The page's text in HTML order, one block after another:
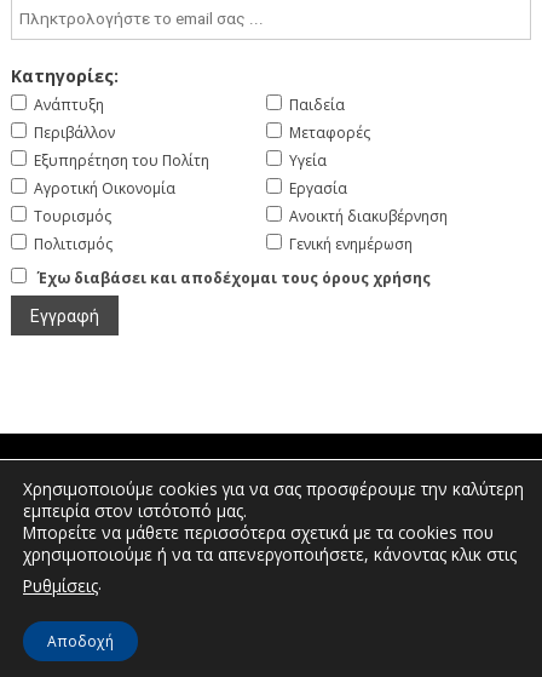
Κατηγορίες:
Ανάπτυξη
Περιβάλλον
Εξυπηρέτηση του Πολίτη
Αγροτική Οικονομία
Τουρισμός
Πολιτισμός
Παιδεία
Μεταφορές
Υγεία
Εργασία
Ανοικτή διακυβέρνηση
Γενική ενημέρωση
Έχω διαβάσει και αποδέχομαι τους όρους χρήσης
Πτολεμαίων 1, Διοικητήριο Φλώρινας |
Τηλέφωνο: 2385350400 | Email:
info.florina@pdm.gov.gr
© Διεύθυνση Διαφάνειας & Ηλεκτρονικής Διακυβέρνησης | Περιφερειακή
Χρησιμοποιούμε cookies για να σας προσφέρουμε την καλύτερη
εμπειρία στον ιστότοπό μας.
Μπορείτε να μάθετε περισσότερα σχετικά με τα cookies που
χρησιμοποιούμε ή να τα απενεργοποιήσετε, κάνοντας κλικ στις
Ρυθμίσεις.
Αποδοχή